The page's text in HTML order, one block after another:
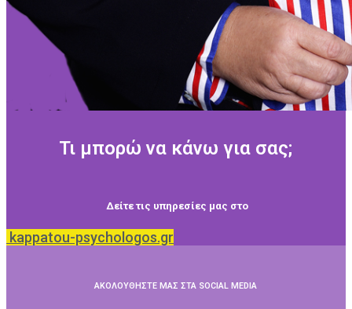
Τι μπορώ να κάνω για σας;
Δείτε τις υπηρεσίες μας στο
kappatou-psychologos.gr
ΑΚΟΛΟΥΘΗΣΤΕ ΜΑΣ ΣΤΑ SOCIAL MEDIA